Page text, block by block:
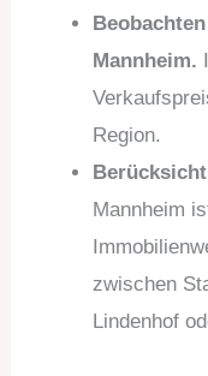
Mannheim.
Region.
Mannheim
zwischen
Lindenhof